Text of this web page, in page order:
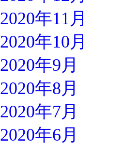
2020年11月
2020年10月
2020年9月
2020年8月
2020年7月
2020年6月